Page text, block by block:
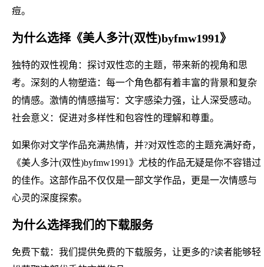
痘。
为什么选择《美人多汁(双性)byfmw1991》
独特的双性视角：探讨双性恋的主题，带来新的视角和思
考。深刻的人物塑造：每一个角色都有着丰富的背景和复杂
的情感。激情的情感描写：文字感染力强，让人深受感动。
社会意义：促进对多样性和包容性的理解和尊重。
如果你对文学作品充满热情，并?对双性恋的主题充满好奇，
《美人多汁(双性)byfmw1991》尤枝的作品无疑是你不容错过
的佳作。这部作品不仅仅是一部文学作品，更是一次情感与
心灵的深度探索。
为什么选择我们的下载服务
免费下载：我们提供免费的下载服务，让更多的?读者能够轻